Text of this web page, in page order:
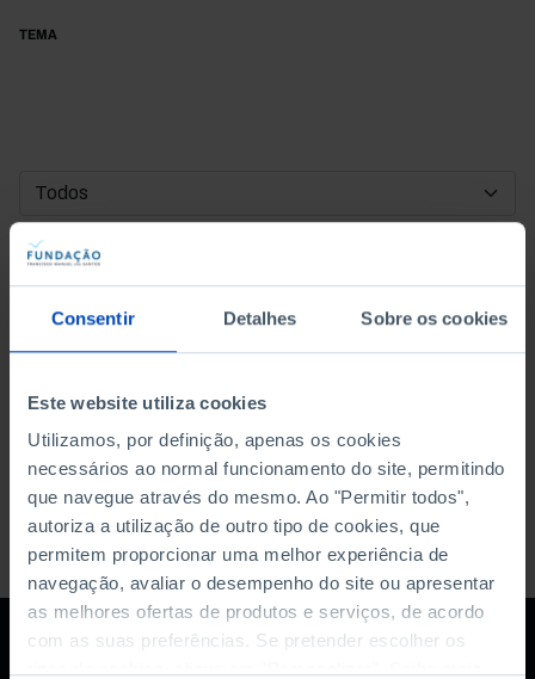
Consentir Detalhes Sobre os cookies
Este website utiliza cookies
Utilizamos, por definição, apenas os cookies
necessários ao normal funcionamento do site, permitindo
que navegue através do mesmo. Ao "Permitir todos",
autoriza a utilização de outro tipo de cookies, que
permitem proporcionar uma melhor experiência de
navegação, avaliar o desempenho do site ou apresentar
as melhores ofertas de produtos e serviços, de acordo
com as suas preferências. Se pretender escolher os
TEMA
DATA DE INÍCIO
DATA DE FIM